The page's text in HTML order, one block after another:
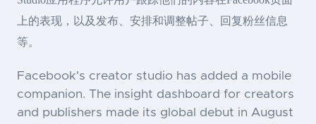
上的表现，以及发布、安排和调整帖子、回复粉丝信息
等。
Facebook's creator studio has added a mobile
companion. The insight dashboard for creators
and publishers made its global debut in August